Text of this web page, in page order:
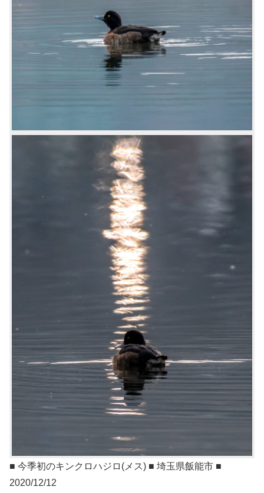
■ 今季初のキンクロハジロ(メス) ■ 埼玉県飯能市 ■
2020/12/12